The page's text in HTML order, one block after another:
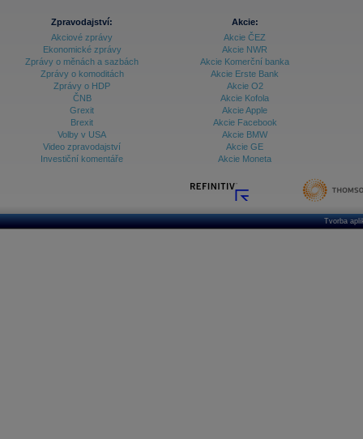
Zpravodajství:
Akciové zprávy
Ekonomické zprávy
Zprávy o měnách a sazbách
Zprávy o komoditách
Zprávy o HDP
ČNB
Grexit
Brexit
Volby v USA
Video zpravodajství
Investiční komentáře
Akcie:
Akcie ČEZ
Akcie NWR
Akcie Komerční banka
Akcie Erste Bank
Akcie O2
Akcie Kofola
Akcie Apple
Akcie Facebook
Akcie BMW
Akcie GE
Akcie Moneta
Tvorba